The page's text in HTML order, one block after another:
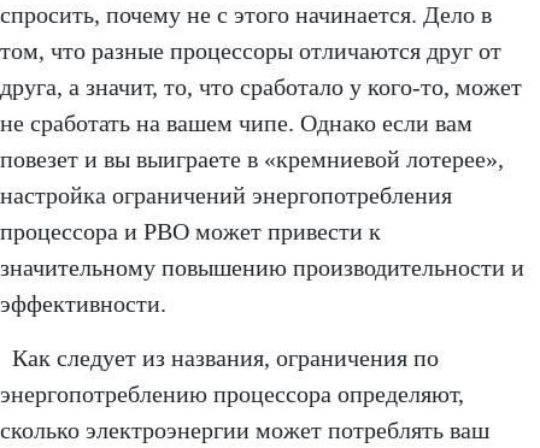
спросить, почему не с этого начинается. Дело в
том, что разные процессоры отличаются друг от
друга, а значит, то, что сработало у кого-то, может
не сработать на вашем чипе. Однако если вам
повезет и вы выиграете в «кремниевой лотерее»,
настройка ограничений энергопотребления
процессора и PBO может привести к
значительному повышению производительности и
эффективности.
Как следует из названия, ограничения по
энергопотреблению процессора определяют,
сколько электроэнергии может потреблять ваш